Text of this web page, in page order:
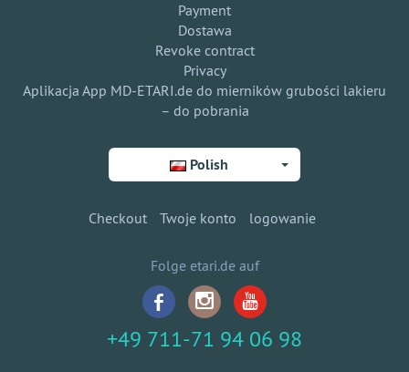
Payment
Dostawa
Revoke contract
Privacy
Aplikacja App MD-ETARI.de do mierników grubości lakieru
– do pobrania
Polish
Checkout Twoje konto logowanie
Folge etari.de auf
+49 711-71 94 06 98